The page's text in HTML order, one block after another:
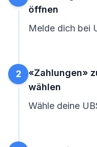
öffnen
Melde dich bei
2
«Zahlungen»
wählen
Wähle deine